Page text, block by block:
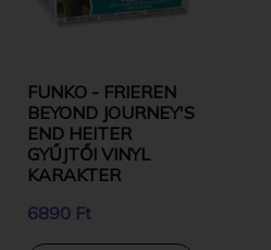
FUNKO - FRIEREN
BEYOND JOURNEY'S
END HEITER
GYŰJTŐI VINYL
KARAKTER
6890 Ft